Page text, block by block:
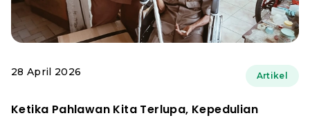
28 April 2026 Artikel
Ketika Pahlawan Kita Terlupa, Kepedulian